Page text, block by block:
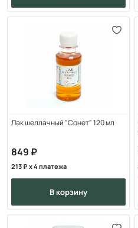
Лак шеллачный "Сонет" 120 мл
849
213 x 4 платежа
в корзину